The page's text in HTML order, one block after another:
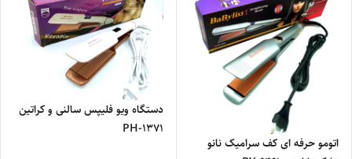
اتومو حرفه ای کف سرامیک نانو
دستگاه ویو فلیپس سالنی و کراتین
PH-1371